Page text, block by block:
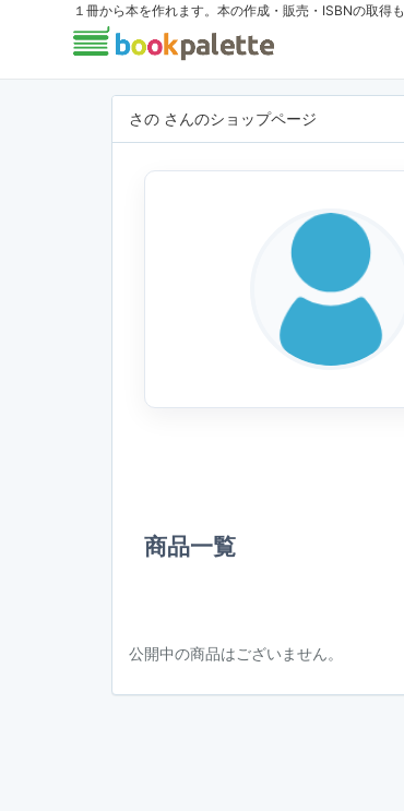
１冊から本を作れます。本の作成・販売・ISBNの取得も
さの さんのショップページ
商品一覧
公開中の商品はございません。